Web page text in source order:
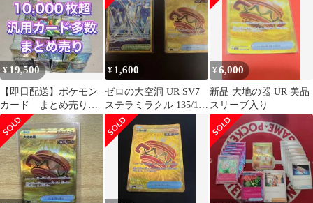
¥ 19,500
【即日配送】ポケモン
カード まとめ売り
10,000枚以上 汎用カ
ード多数 キラ
¥ 1,600
ゼロの大空洞 UR SV7
ステラミラクル 135/102
大地の器UR
¥6,000
新品 大地の器 UR 美品
スリーブ入り